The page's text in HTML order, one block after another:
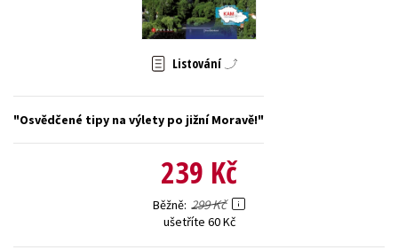
Zahraniční literatura
Všechny tituly
Listování
Osvědčené tipy na výlety po jižní Moravě!
239 Kč
Běžně 299 Kč
ušetříte 60 Kč